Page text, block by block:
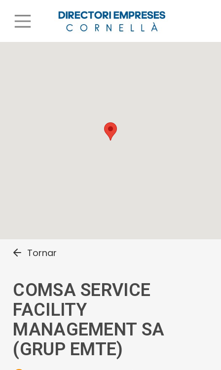
Tornar
COMSA SERVICE
FACILITY
MANAGEMENT SA
(GRUP EMTE)